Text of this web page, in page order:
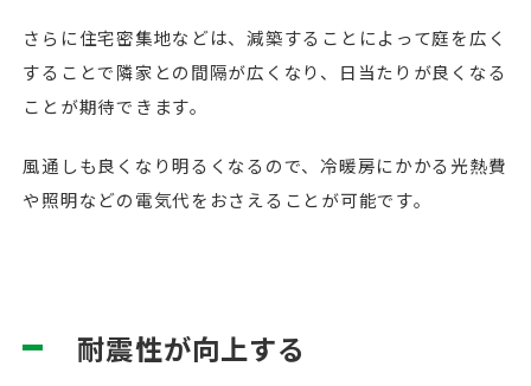
さらに住宅密集地などは、減築することによって庭を広く
することで隣家との間隔が広くなり、日当たりが良くなる
ことが期待できます。
風通しも良くなり明るくなるので、冷暖房にかかる光熱費
や照明などの電気代をおさえることが可能です。
耐震性が向上する